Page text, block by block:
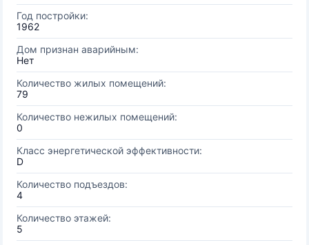
Год постройки:
1962
Дом признан аварийным:
Нет
Количество жилых помещений:
79
Количество нежилых помещений:
0
Класс энергетической эффективности:
D
Количество подъездов:
4
Количество этажей:
5